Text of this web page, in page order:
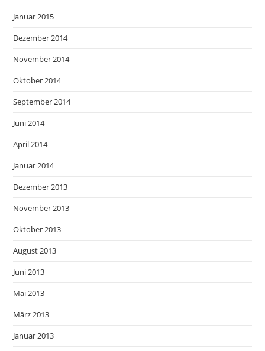
Januar 2015
Dezember 2014
November 2014
Oktober 2014
September 2014
Juni 2014
April 2014
Januar 2014
Dezember 2013
November 2013
Oktober 2013
August 2013
Juni 2013
Mai 2013
März 2013
Januar 2013